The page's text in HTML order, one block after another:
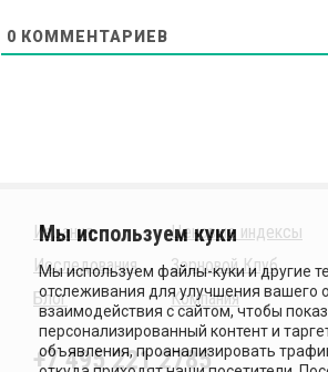
0 КОММЕНТАРИЕВ
Издания
Исследования
Блог
Ценовые индексы
Зерновой Клуб
Компания
+7 495 221 2785